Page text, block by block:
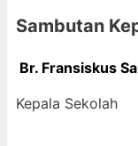
Sambutan
Br. Fransiskus
Kepala Sekolah